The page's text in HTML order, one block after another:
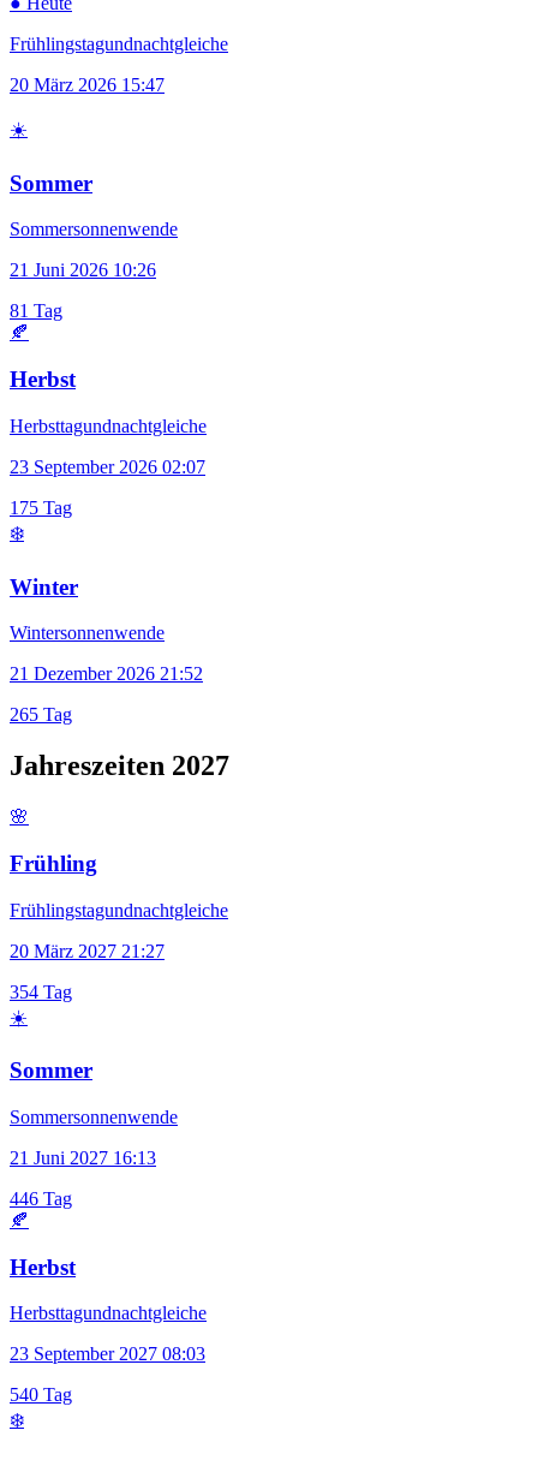
Frühlingstagundnachtgleiche
20 März 2026 15:47
☀️
Sommer
Sommersonnenwende
21 Juni 2026 10:26
81 Tag
🍂
Herbst
Herbsttagundnachtgleiche
23 September 2026 02:07
175 Tag
❄️
Winter
Wintersonnenwende
21 Dezember 2026 21:52
265 Tag
Jahreszeiten 2027
🌸
Frühling
Frühlingstagundnachtgleiche
20 März 2027 21:27
354 Tag
☀️
Sommer
Sommersonnenwende
21 Juni 2027 16:13
446 Tag
🍂
Herbst
Herbsttagundnachtgleiche
23 September 2027 08:03
540 Tag
❄️